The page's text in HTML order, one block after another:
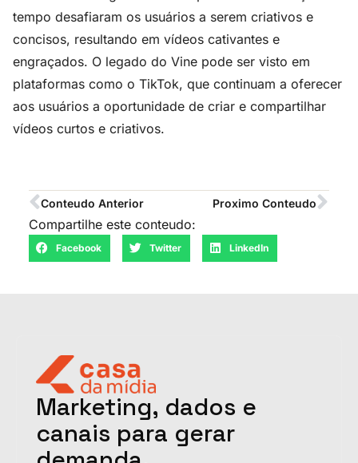
tempo desafiaram os usuários a serem criativos e
concisos, resultando em vídeos cativantes e
engraçados. O legado do Vine pode ser visto em
plataformas como o TikTok, que continuam a oferecer
aos usuários a oportunidade de criar e compartilhar
vídeos curtos e criativos.
Conteudo Anterior Proximo Conteudo
Compartilhe este conteudo:
Facebook Twitter LinkedIn
Marketing, dados e
canais para gerar